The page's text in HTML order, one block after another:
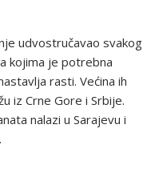
udvostručavao svakog
kojima je potrebna
rasti. Većina ih
iz Crne Gore i Srbije.
nalazi u Sarajevu i